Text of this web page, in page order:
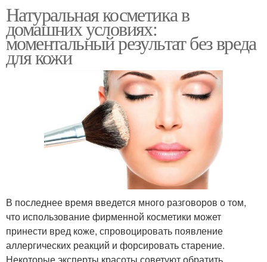
Натуральная косметика в
домашних условиях:
моментальный результат без вреда
для кожи
В последнее время введется много разговоров о том,
что использование фирменной косметики может
принести вред коже, спровоцировать появление
аллергических реакций и форсировать старение.